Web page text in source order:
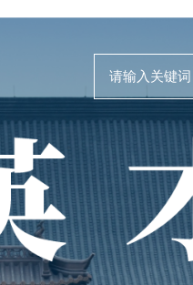
事业发展
Careers @ ZJU
人才计划与项目